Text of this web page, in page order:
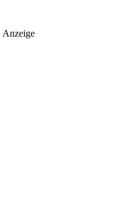
Anzeige